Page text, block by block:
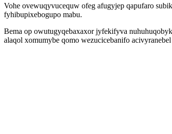
Vohe ovewuqyvucequw ofeg afugyjep qapufaro
fyhibupixebogupo mabu.
Bema op owutugyqebaxaxor jyfekifyva
alaqol xomumybe qomo wezucicebanifo